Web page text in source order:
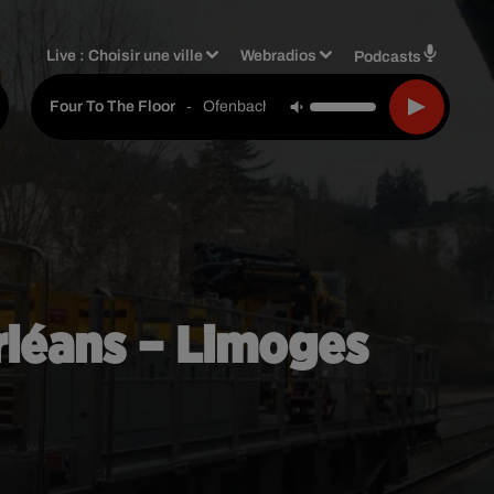
Live :Choisir une ville Webradios Podcasts
Four To The Floor - Ofenbach, Starsailor
– Limoges